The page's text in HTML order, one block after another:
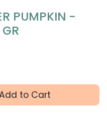
PUMPKIN -
to Cart